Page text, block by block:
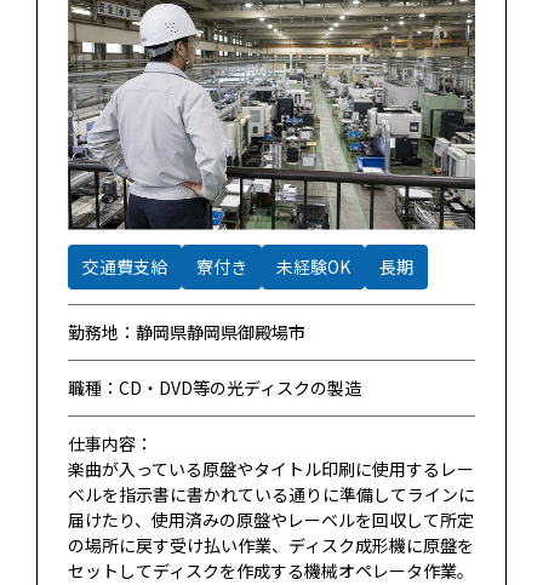
交通費支給 寮付き 未経験OK 長期
勤務地：静岡県静岡県御殿場市
職種：CD・DVD等の光ディスクの製造
仕事内容：
楽曲が入っている原盤やタイトル印刷に使用するレー
ベルを指示書に書かれている通りに準備してラインに
届けたり、使用済みの原盤やレーベルを回収して所定
の場所に戻す受け払い作業、ディスク成形機に原盤を
セットしてディスクを作成する機械オペレータ作業。